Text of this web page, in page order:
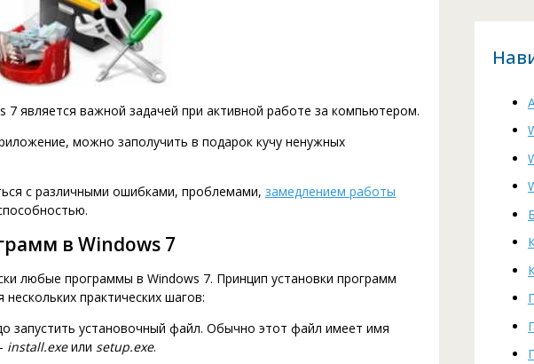
7 является важной задачей при активной работе за компьютером.
можно заполучить в подарок кучу ненужных
с различными ошибками, проблемами, замедлением работы
в Windows 7
любые программы в Windows 7. Принцип установки программ
практических шагов:
установочный файл. Обычно этот файл имеет имя
install.exeили setup.exe.